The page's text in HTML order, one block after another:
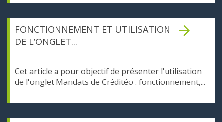
FONCTIONNEMENT ET UTILISATION
DE L’ONGLET...
Cet article a pour objectif de présenter l'utilisation
de l'onglet Mandats de Créditéo : fonctionnement,...